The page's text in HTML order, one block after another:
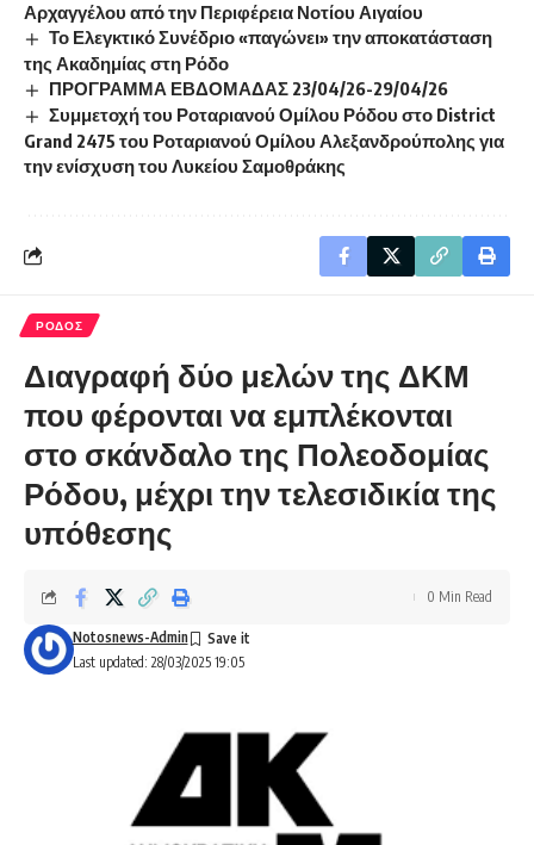
Αρχαγγέλου από την Περιφέρεια Νοτίου Αιγαίου
Το Ελεγκτικό Συνέδριο «παγώνει» την αποκατάσταση
της Ακαδημίας στη Ρόδο
ΠΡΟΓΡΑΜΜΑ ΕΒΔΟΜΑΔΑΣ 23/04/26-29/04/26
Συμμετοχή του Ροταριανού Ομίλου Ρόδου στο District
Grand 2475 του Ροταριανού Ομίλου Αλεξανδρούπολης για
την ενίσχυση του Λυκείου Σαμοθράκης
ΡΟΔΟΣ
Διαγραφή δύο μελών της ΔΚΜ
που φέρονται να εμπλέκονται
στο σκάνδαλο της Πολεοδομίας
Ρόδου, μέχρι την τελεσιδικία της
υπόθεσης
Last updated: 28/03/2025 19:05
Notosnews-Admin
0 Min Read